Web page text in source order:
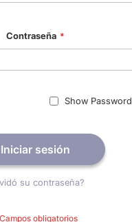
Contraseña
Show Password
Iniciar sesión
su contraseña?